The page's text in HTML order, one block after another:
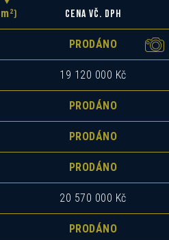
m2) CENA VČ. DPH
PRODÁNO
19 120 000 Kč
PRODÁNO
PRODÁNO
PRODÁNO
20 570 000 Kč
PRODÁNO